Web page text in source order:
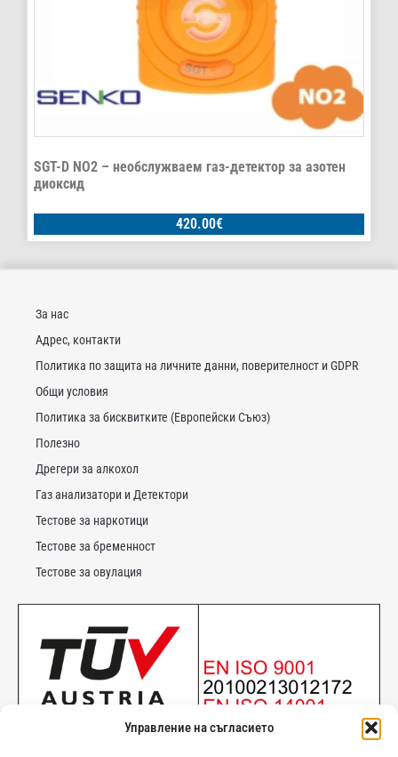
Управление на съгласието
SGT-D NO2 – необслужваем газ-детектор за азотен
диоксид
420.00€
За нас
Адрес, контакти
Политика по защита на личните данни, поверителност и GDPR
Общи условия
Политика за бисквитките (Европейски Съюз)
Полезно
Дрегери за алкохол
Газ анализатори и Детектори
Тестове за наркотици
Тестове за бременност
Тестове за овулация